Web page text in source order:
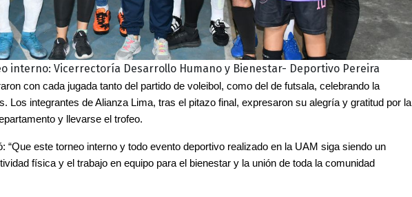
interno: Vicerrectoría Desarrollo Humano y Bienestar- Deportivo Pereira
con cada jugada tanto del partido de voleibol, como del de futsala, celebrando la
Los integrantes de Alianza Lima, tras el pitazo final, expresaron su alegría y gratitud por la
y llevarse el trofeo.
“Que este torneo interno y todo evento deportivo realizado en la UAM siga siendo un
física y el trabajo en equipo para el bienestar y la unión de toda la comunidad